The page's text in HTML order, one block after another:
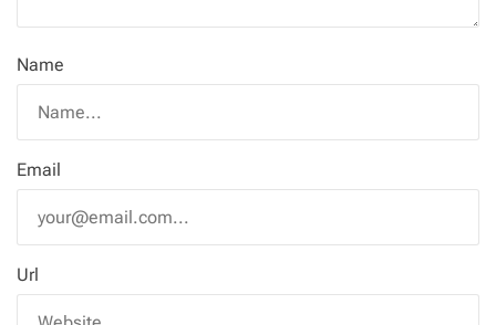
Name
Email
Url